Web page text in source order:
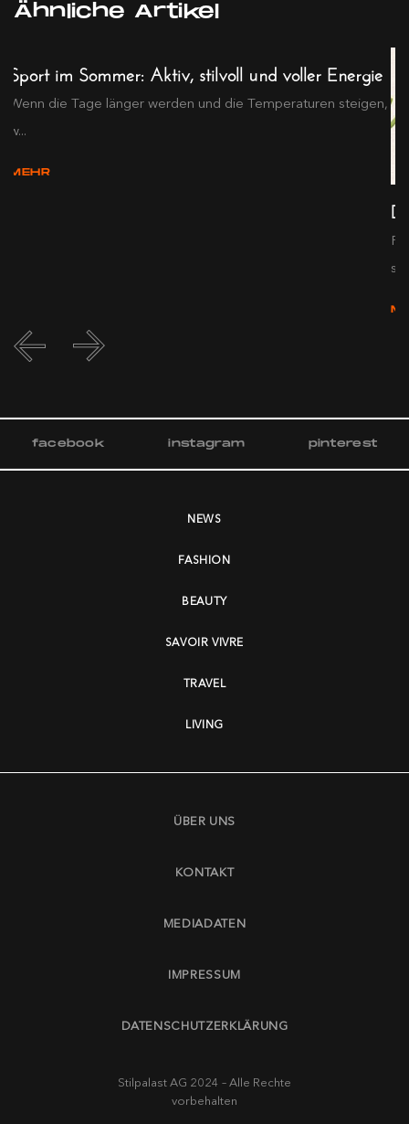
Ähnliche Artikel
Sport im Sommer: Aktiv, stilvoll und voller Energie
Wenn die Tage länger werden und die Temperaturen steigen,
w...
MEHR
s...
facebook instagram pinterest
NEWS
FASHION
BEAUTY
SAVOIR VIVRE
TRAVEL
LIVING
ÜBER UNS
KONTAKT
MEDIADATEN
IMPRESSUM
DATENSCHUTZERKLÄRUNG
Stilpalast AG 2024 – Alle Rechte
vorbehalten